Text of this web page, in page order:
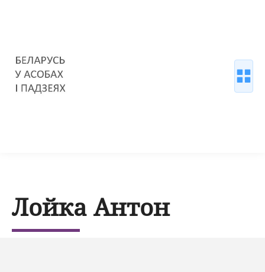
Лойка Антон